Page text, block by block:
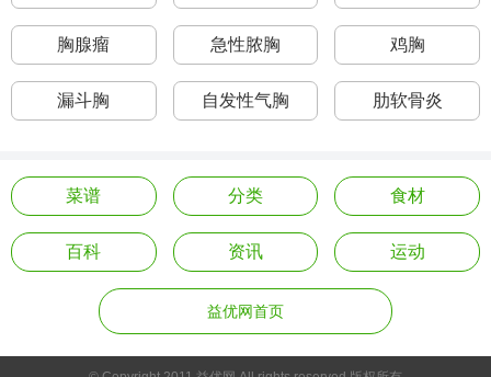
胸腺瘤 急性脓胸 鸡胸
漏斗胸 自发性气胸 肋软骨炎
菜谱 分类 食材
百科 资讯 运动
益优网首页